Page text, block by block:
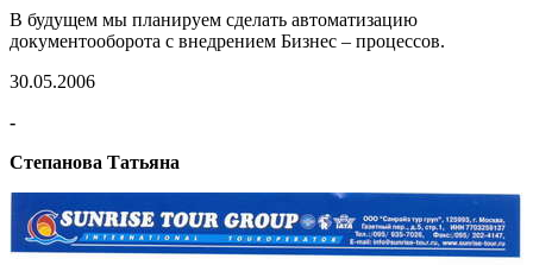
В будущем мы планируем сделать автоматизацию
документооборота с внедрением Бизнес – процессов.
30.05.2006
-
Степанова Татьяна